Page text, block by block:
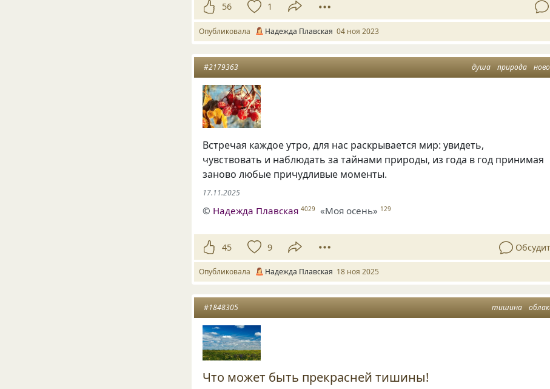
56 1
Опубликовала Надежда Плавская 04 ноя 2023
душа природа
#2179363
Встречая каждое утро, для нас раскрывается мир: увидеть,
чувствовать и наблюдать за тайнами природы, из года в год принимая
заново любые причудливые моменты.
17.11.2025
© Надежда Плавская 4029 «Моя осень» 129
45 9
Опубликовала Надежда Плавская 18 ноя 2025
тишина
#1848305
Что может быть прекрасней тишины!